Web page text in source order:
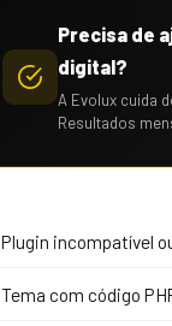
Precisa de
digital?
A Evolux cuida
Resultados
Plugin incompatível
Tema com código